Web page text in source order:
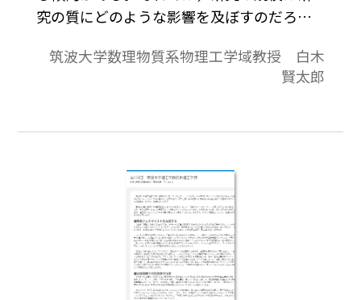
究の質にどのような影響を及ぼすのだろう
告されていたので紹介したい（1）。要約す
ると，大きな研究チームは旬の話題を発展
やすい。一方，小さな研究チームのテーマ
う。つまり，大型の予算が必要になる大規模
なテーマも，ひとりで試しにやってみるよ
うなテーマも，いずれも科学の発展には不
可欠なのである。
筑波大学数理物質系物理工学域教授 白木
賢太郎